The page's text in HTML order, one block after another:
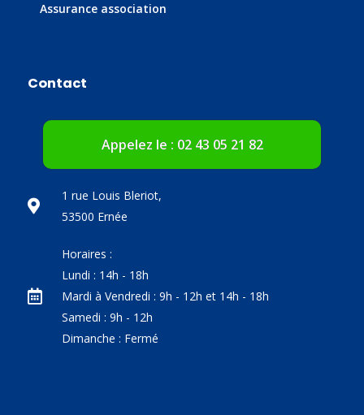
Assurance association
Contact
Appelez le : 02 43 05 21 82
1 rue Louis Bleriot,
53500 Ernée
Horaires :
Lundi : 14h - 18h
Mardi à Vendredi : 9h - 12h et 14h - 18h
Samedi : 9h - 12h
Dimanche : Fermé